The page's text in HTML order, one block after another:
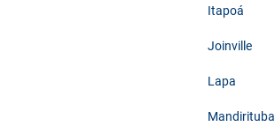
Itapoá
Joinville
Lapa
Mandirituba